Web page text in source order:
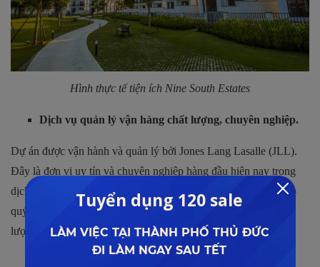
Hình thực tế tiện ích Nine South Estates
Dịch vụ quản lý vận hàng chất lượng, chuyên nghiệp.
Dự án được vận hành và quản lý bởi Jones Lang Lasalle (JLL).
Đây là đơn vị uy tín và chuyên nghiệp hàng đầu hiện nay trong
dịch vụ quản lý và vận hành các khu căn hộ, biệt thự. Đảm bảo
quý khách hàng tận hưởng các tiện ích, dịch vụ một cách chất
lượng nhất.